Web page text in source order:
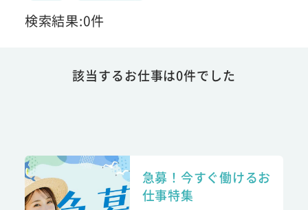
検索結果:0件
該当するお仕事は0件でした
急募！今すぐ働けるお
仕事特集